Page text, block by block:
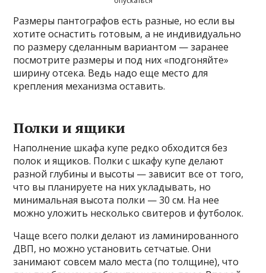
Размеры пантографов есть разные, но если вы
хотите оснастить готовым, а не индивидуально
по размеру сделанным вариантом — заранее
посмотрите размеры и под них «подгоняйте»
ширину отсека. Ведь надо еще место для
крепления механизма оставить.
Полки и ящики
Наполнение шкафа купе редко обходится без
полок и ящиков. Полки с шкафу купе делают
разной глубины и высоты — зависит все от того,
что вы планируете на них укладывать, но
минимальная высота полки — 30 см. На нее
можно уложить несколько свитеров и футболок.
Чаще всего полки делают из ламинированного
ДВП, но можно установить сетчатые. Они
занимают совсем мало места (по толщине), что